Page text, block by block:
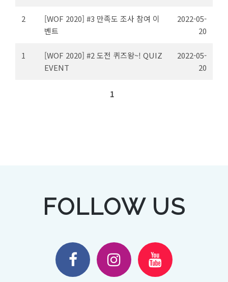
2
[WOF 2020] #3 만족도 조사 참여 이
벤트
2022-05-
20
1
[WOF 2020] #2 도전 퀴즈왕~! QUIZ
EVENT
2022-05-
20
1
FOLLOW US